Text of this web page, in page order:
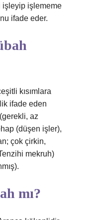
işleyip işlememe
ifade eder.
kısımlara
ifade eden
az
(düşen işler),
çok çirkin,
mekruh)
mı?